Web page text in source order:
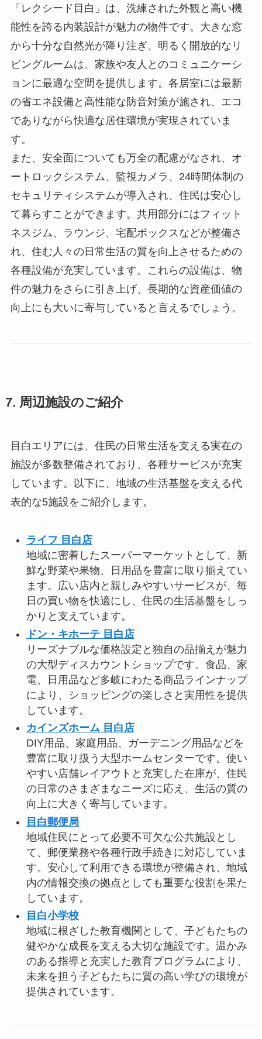
「レクシード目白」は、洗練された外観と高い機
能性を誇る内装設計が魅力の物件です。大きな窓
から十分な自然光が降り注ぎ、明るく開放的なリ
ビングルームは、家族や友人とのコミュニケーシ
ョンに最適な空間を提供します。各居室には最新
の省エネ設備と高性能な防音対策が施され、エコ
でありながら快適な居住環境が実現されていま
す。
また、安全面についても万全の配慮がなされ、オ
ートロックシステム、監視カメラ、24時間体制の
セキュリティシステムが導入され、住民は安心し
て暮らすことができます。共用部分にはフィット
ネスジム、ラウンジ、宅配ボックスなどが整備さ
れ、住む人々の日常生活の質を向上させるための
各種設備が充実しています。これらの設備は、物
件の魅力をさらに引き上げ、長期的な資産価値の
向上にも大いに寄与していると言えるでしょう。
7. 周辺施設のご紹介
目白エリアには、住民の日常生活を支える実在の
施設が多数整備されており、各種サービスが充実
しています。以下に、地域の生活基盤を支える代
表的な5施設をご紹介します。
ライフ 目白店
地域に密着したスーパーマーケットとして、新
鮮な野菜や果物、日用品を豊富に取り揃えてい
ます。広い店内と親しみやすいサービスが、毎
日の買い物を快適にし、住民の生活基盤をしっ
かりと支えています。
ドン・キホーテ 目白店
リーズナブルな価格設定と独自の品揃えが魅力
の大型ディスカウントショップです。食品、家
電、日用品など多岐にわたる商品ラインナップ
により、ショッピングの楽しさと実用性を提供
しています。
カインズホーム 目白店
DIY用品、家庭用品、ガーデニング用品などを
豊富に取り扱う大型ホームセンターです。使い
やすい店舗レイアウトと充実した在庫が、住民
の日常のさまざまなニーズに応え、生活の質の
向上に大きく寄与しています。
目白郵便局
地域住民にとって必要不可欠な公共施設とし
て、郵便業務や各種行政手続きに対応していま
す。安心して利用できる環境が整備され、地域
内の情報交換の拠点としても重要な役割を果た
しています。
目白小学校
地域に根ざした教育機関として、子どもたちの
健やかな成長を支える大切な施設です。温かみ
のある指導と充実した教育プログラムにより、
未来を担う子どもたちに質の高い学びの環境が
提供されています。